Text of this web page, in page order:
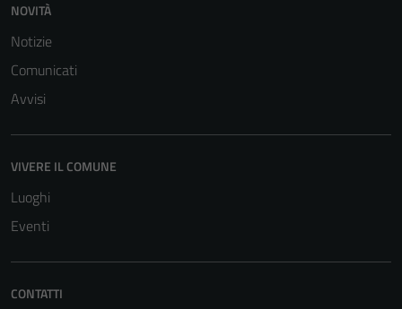
NOVITÀ
Notizie
Comunicati
Avvisi
VIVERE IL COMUNE
Luoghi
Eventi
CONTATTI